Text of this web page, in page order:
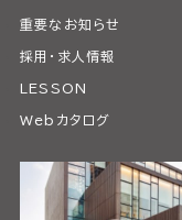
重要なお知らせ
採用・求人情報
LESSON
Webカタログ